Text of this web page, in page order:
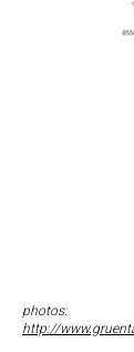
photos:
http://